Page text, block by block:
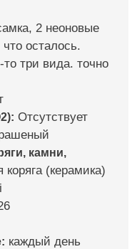
2 неоновые
осталось.
то три вида. точно
Отсутствует
камни,
коряга (керамика)
каждый день